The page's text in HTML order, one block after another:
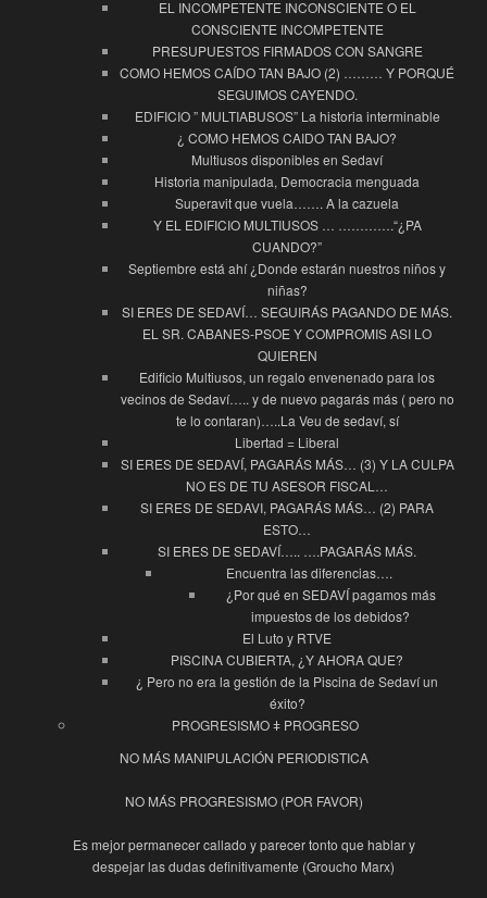
EL INCOMPETENTE INCONSCIENTE O EL
CONSCIENTE INCOMPETENTE
PRESUPUESTOS FIRMADOS CON SANGRE
COMO HEMOS CAÍDO TAN BAJO (2) ……… Y PORQUÉ
SEGUIMOS CAYENDO.
EDIFICIO ” MULTIABUSOS” La historia interminable
¿ COMO HEMOS CAIDO TAN BAJO?
Multiusos disponibles en Sedaví
Historia manipulada, Democracia menguada
Superavit que vuela……. A la cazuela
Y EL EDIFICIO MULTIUSOS … ………….“¿PA
CUANDO?”
Septiembre está ahí ¿Donde estarán nuestros niños y
niñas?
SI ERES DE SEDAVÍ… SEGUIRÁS PAGANDO DE MÁS.
EL SR. CABANES-PSOE Y COMPROMIS ASI LO
QUIEREN
Edificio Multiusos, un regalo envenenado para los
vecinos de Sedaví….. y de nuevo pagarás más ( pero no
te lo contaran)…..La Veu de sedaví, sí
Libertad = Liberal
SI ERES DE SEDAVÍ, PAGARÁS MÁS… (3) Y LA CULPA
NO ES DE TU ASESOR FISCAL…
SI ERES DE SEDAVI, PAGARÁS MÁS… (2) PARA
ESTO…
SI ERES DE SEDAVÍ….. ….PAGARÁS MÁS.
Encuentra las diferencias….
¿Por qué en SEDAVÍ pagamos más
impuestos de los debidos?
El Luto y RTVE
PISCINA CUBIERTA, ¿Y AHORA QUE?
¿ Pero no era la gestión de la Piscina de Sedaví un
éxito?
PROGRESISMO ǂ PROGRESO
NO MÁS MANIPULACIÓN PERIODISTICA
NO MÁS PROGRESISMO (POR FAVOR)
Es mejor permanecer callado y parecer tonto que hablar y
despejar las dudas definitivamente (Groucho Marx)